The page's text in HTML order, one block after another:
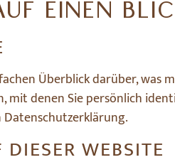
EINEN
Überblick darüber, was
mit denen Sie persönlich
WEBSITE